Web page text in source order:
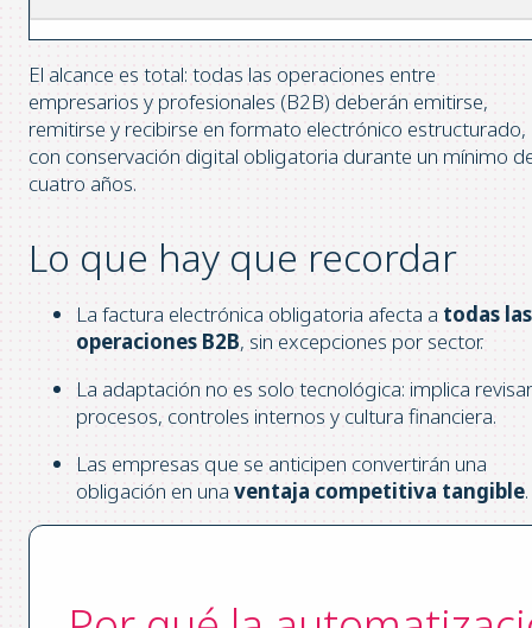
El alcance es total: todas las operaciones entre
empresarios y profesionales (B2B) deberán emitirse,
remitirse y recibirse en formato electrónico estructurado,
con conservación digital obligatoria durante un mínimo
cuatro años.
Lo que hay que recordar
La factura electrónica obligatoria afecta a todas las
operaciones B2B, sin excepciones por sector.
La adaptación no es solo tecnológica: implica revisar
procesos, controles internos y cultura financiera.
Las empresas que se anticipen convertirán una
obligación en una ventaja competitiva tangible.